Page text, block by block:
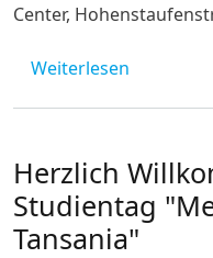
Center,
Weiterlesen
Herzlich
Studientag
Tansania"